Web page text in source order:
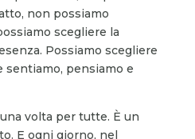
non possiamo
scegliere la
Possiamo scegliere
sentiamo, pensiamo e
volta per tutte. È un
E ogni giorno, nel